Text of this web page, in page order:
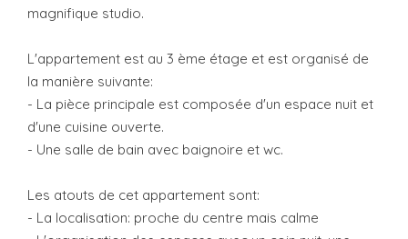
magnifique studio.
L'appartement est au 3 ème étage et est organisé de
la manière suivante:
- La pièce principale est composée d'un espace nuit et
d'une cuisine ouverte.
- Une salle de bain avec baignoire et wc.
Les atouts de cet appartement sont:
- La localisation: proche du centre mais calme